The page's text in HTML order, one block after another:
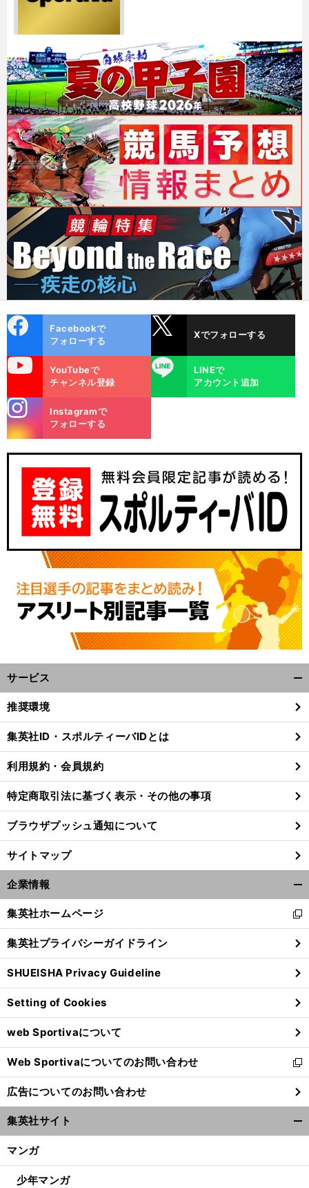
ok
Facebookで
フォローする
Xでフォローする
YouTubeで
チャンネル登録
LINE
LINEで
アカウント追加
m
Instagramで
フォローする
サービス
閉
る
推奨環境
集英社ID・スポルティーバIDとは
利用規約・会員規約
特定商取引法に基づく表示・その他の事項
ブラウザプッシュ通知について
サイトマップ
企業情報
閉
る
集英社ホームページ
新
し
い
ウ
ィ
ン
ド
ウ
で
開
く
集英社プライバシーガイドライン
SHUEISHA Privacy Guideline
Setting of Cookies
web Sportivaについて
Web Sportivaについてのお問い合わせ
新
し
い
ウ
ィ
ン
ウ
広告についてのお問い合わせ
集英社サイト
マンガ
少年マンガ